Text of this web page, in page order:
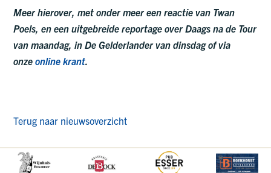
Meer hierover, met onder meer een reactie van Twan
Poels, en een uitgebreide reportage over Daags na de Tour
van maandag, in De Gelderlander van dinsdag of via
onzeonline krant.
Terug naar nieuwsoverzicht